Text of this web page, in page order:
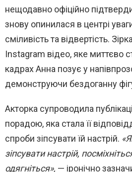
нещодавно офіційно
знову опинилася в центрі
сміливість та відвертість.
Instagram відео, яке миттєво
кадрах Анна позує у
демонструючи бездоганну
Акторка супроводила
порадою, яка стала її
спроби зіпсувати їй настрій.
зіпсувати настрій,
одягніться», — іронічно